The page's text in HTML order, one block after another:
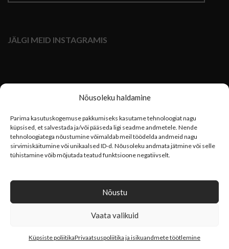
Nõusoleku haldamine
Parima kasutuskogemuse pakkumiseks kasutame tehnoloogiat nagu
küpsised, et salvestada ja/või pääseda ligi seadme andmetele. Nende
tehnoloogiatega nõustumine võimaldab meil töödelda andmeid nagu
sirvimiskäitumine või unikaalsed ID-d. Nõusoleku andmata jätmine või selle
tühistamine võib mõjutada teatud funktsioone negatiivselt.
Nõustu
Vaata valikuid
Küpsiste poliitikaPrivaatsuspoliitika ja isikuandmete töötlemine
JÄLGI MEID INSTAGRAMIS